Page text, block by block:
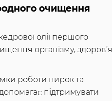
очищення
олії першого
організму, здоров’я
роботи нирок та
підтримувати